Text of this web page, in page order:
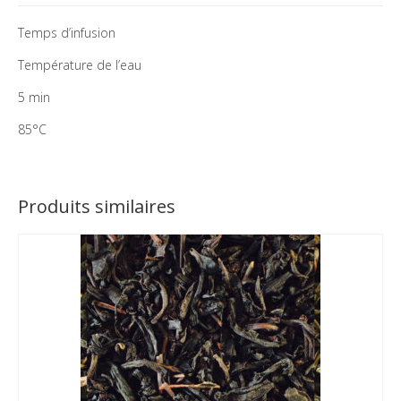
Temps d’infusion
Température de l’eau
5 min
85°C
Produits similaires